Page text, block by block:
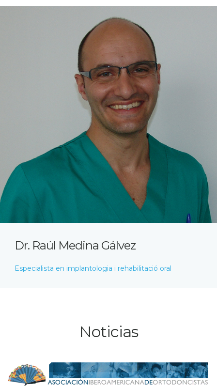
Dr. Raúl Medina Gálvez
Especialista en implantologia i rehabilitació oral
Noticias